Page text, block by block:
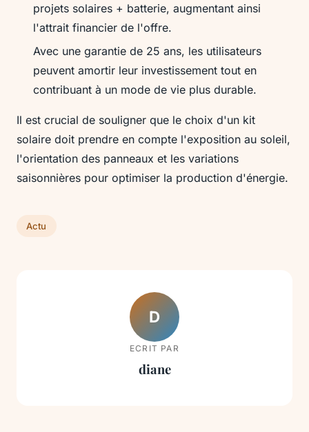
projets solaires + batterie, augmentant ainsi
l'attrait financier de l'offre.
Avec une garantie de 25 ans, les utilisateurs
peuvent amortir leur investissement tout en
contribuant à un mode de vie plus durable.
Il est crucial de souligner que le choix d'un kit
solaire doit prendre en compte l'exposition au soleil,
l'orientation des panneaux et les variations
saisonnières pour optimiser la production d'énergie.
Actu
D
ECRIT PAR
diane